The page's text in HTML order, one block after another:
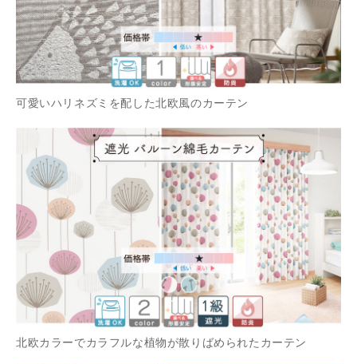
可愛いハリネズミを配した北欧風のカーテン
北欧カラーでカラフルな植物が散りばめられたカーテン